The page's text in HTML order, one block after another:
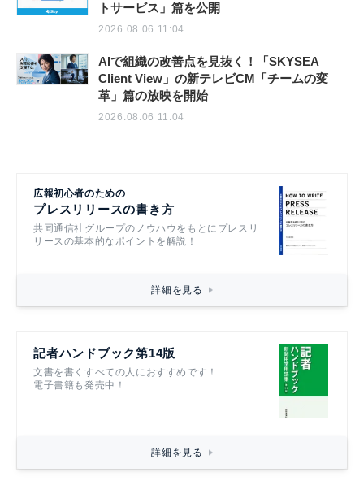
トサービス」篇を公開
2026.08.06 11:04
AIで組織の改善点を見抜く！「SKYSEA
Client View」の新テレビCM「チームの変
革」篇の放映を開始
2026.08.06 11:04
広報初心者のための
プレスリリースの書き方
共同通信社グループのノウハウをもとにプレスリ
リースの基本的なポイントを解説！
詳細を見る
記者ハンドブック第14版
文書を書くすべての人におすすめです！
電子書籍も発売中！
詳細を見る